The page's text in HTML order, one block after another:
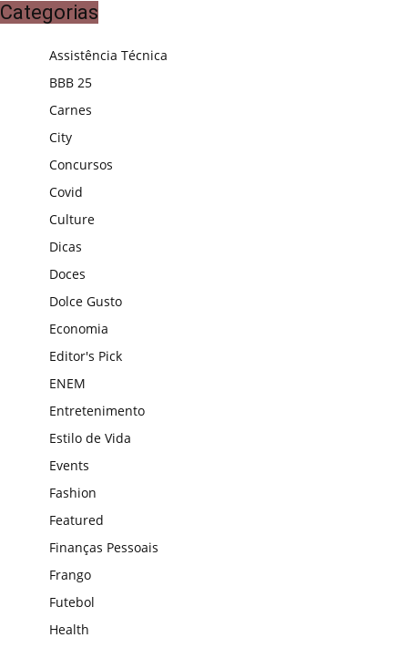
Categorias
Assistência Técnica
BBB 25
Carnes
City
Concursos
Covid
Culture
Dicas
Doces
Dolce Gusto
Economia
Editor's Pick
ENEM
Entretenimento
Estilo de Vida
Events
Fashion
Featured
Finanças Pessoais
Frango
Futebol
Health